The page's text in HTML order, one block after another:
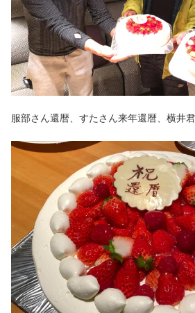
服部さん還暦、すたさん来年還暦、横井